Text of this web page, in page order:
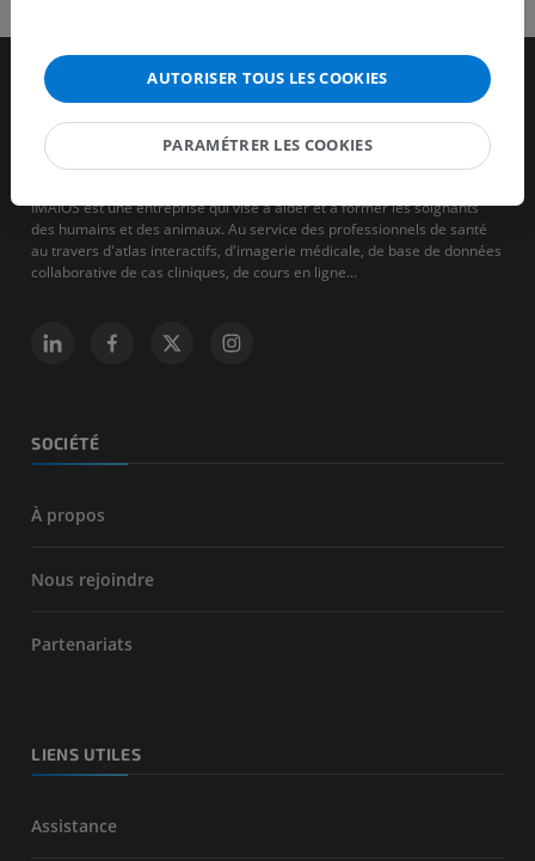
IMAIOS est une entreprise qui vise à aider et à former les soignants
des humains et des animaux. Au service des professionnels de santé
au travers d'atlas interactifs, d'imagerie médicale, de base de données
collaborative de cas cliniques, de cours en ligne...
SOCIÉTÉ
À propos
Nous rejoindre
Partenariats
LIENS UTILES
Assistance
AUTORISER TOUS LES COOKIES
PARAMÉTRER LES COOKIES